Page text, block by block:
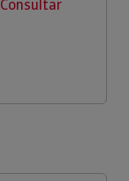
Consultar